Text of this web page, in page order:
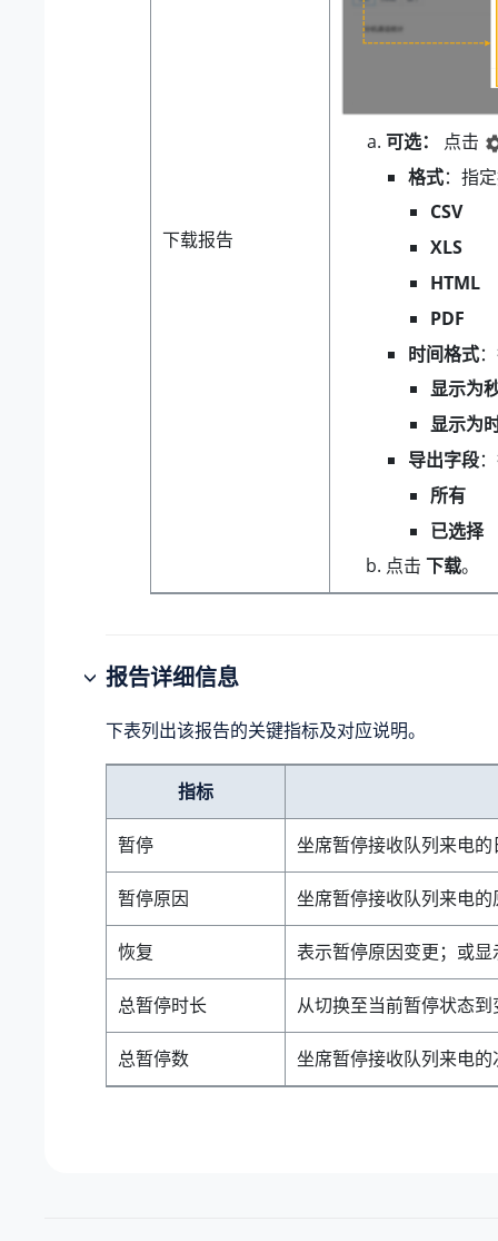
下载报告
可选：
点击
格式：指
CSV
XLS
HTML
PDF
时间格式
显示为
显示为
导出字段
所有
已选择
点击 下载。
报告详细信息
下表列出该报告的关键指标及对应说明。
指标
暂停 坐席暂停接收队列来电
暂停原因 坐席暂停接收队列来电的
恢复 表示暂停原因变更；或
总暂停时长 从切换至当前暂停状态
总暂停数 坐席暂停接收队列来电